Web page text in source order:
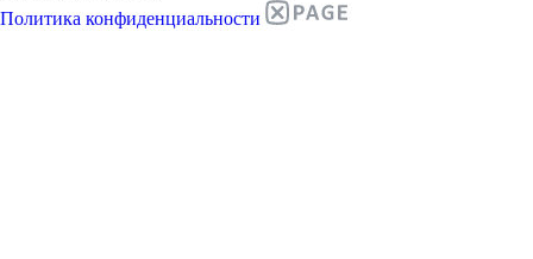
Политика конфиденциальности